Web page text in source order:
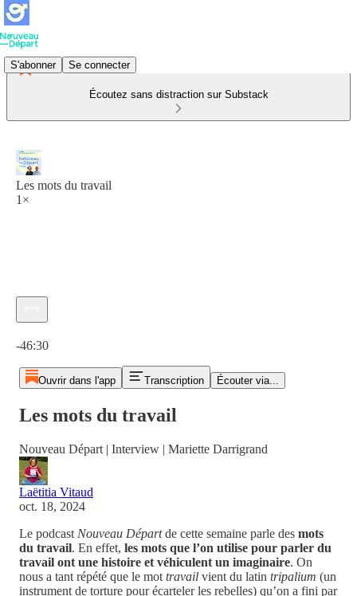
S'abonner Se connecter
Écoutez sans distraction sur Substack
Les mots du travail
1×
-46:30
Ouvrir dans l'app Transcription Écouter via...
Les mots du travail
Nouveau Départ | Interview | Mariette Darrigrand
Laëtitia Vitaud
oct. 18, 2024
Le podcast Nouveau Départde cette semaine parle des mots
du travail. En effet, les mots que l’on utilise pour parler du
travail ont une histoire et véhiculent un imaginaire. On
nous a tant répété que le mot travail vient du latin tripalium (un
instrument de torture pour écarteler les rebelles) qu’on a fini par